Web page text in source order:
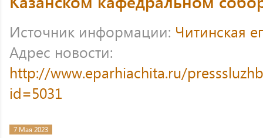
Источник информации: Читинская
Адрес новости:
http://www.eparhiachita.ru/
id=5031
7 Мая 2023